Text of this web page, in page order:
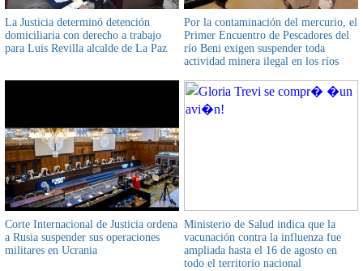
La Justicia determinó detención
domiciliaria con derecho a trabajo
para Luis Revilla alcalde de La Paz
Por la contaminación del mercurio, el
Primer Encuentro de Pescadores del
río Beni exigen suspender toda
actividad minera ilegal en los ríos
Corte Internacional de Justicia ordena
a Rusia suspender sus operaciones
militares en Ucrania
Ministerio de Salud indica que la
vacunación contra la influenza fue
ampliada hasta el 16 de agosto en
todo el territorio nacional